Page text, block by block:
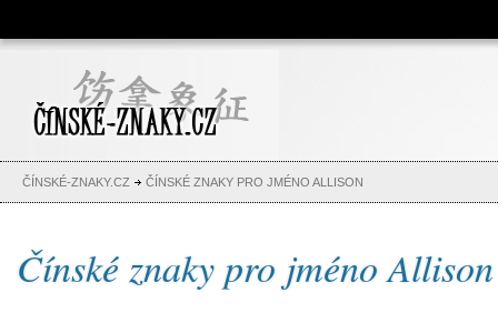
Čínské znaky, česko-čínský
slovník, abeceda, jména,
tetování
ČÍNSKÉ-ZNAKY.CZ ČÍNSKÉ ZNAKY PRO JMÉNO ALLISON
Čínské znaky pro jméno Allison